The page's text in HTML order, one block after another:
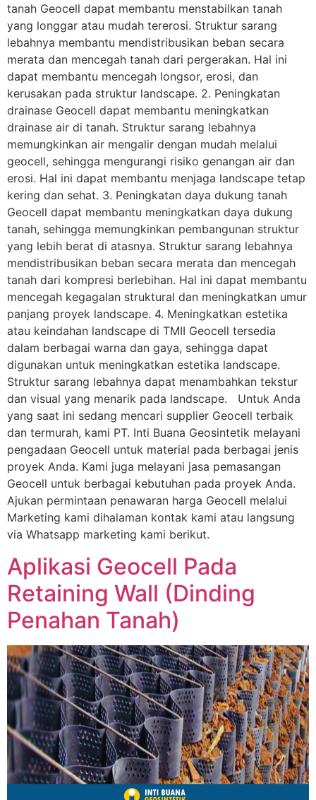
tanah Geocell dapat membantu menstabilkan tanah
yang longgar atau mudah tererosi. Struktur sarang
lebahnya membantu mendistribusikan beban secara
merata dan mencegah tanah dari pergerakan. Hal ini
dapat membantu mencegah longsor, erosi, dan
kerusakan pada struktur landscape. 2. Peningkatan
drainase Geocell dapat membantu meningkatkan
drainase air di tanah. Struktur sarang lebahnya
memungkinkan air mengalir dengan mudah melalui
geocell, sehingga mengurangi risiko genangan air dan
erosi. Hal ini dapat membantu menjaga landscape tetap
kering dan sehat. 3. Peningkatan daya dukung tanah
Geocell dapat membantu meningkatkan daya dukung
tanah, sehingga memungkinkan pembangunan struktur
yang lebih berat di atasnya. Struktur sarang lebahnya
mendistribusikan beban secara merata dan mencegah
tanah dari kompresi berlebihan. Hal ini dapat membantu
mencegah kegagalan struktural dan meningkatkan umur
panjang proyek landscape. 4. Meningkatkan estetika
atau keindahan landscape di TMII Geocell tersedia
dalam berbagai warna dan gaya, sehingga dapat
digunakan untuk meningkatkan estetika landscape.
Struktur sarang lebahnya dapat menambahkan tekstur
dan visual yang menarik pada landscape. Untuk Anda
yang saat ini sedang mencari supplier Geocell terbaik
dan termurah, kami PT. Inti Buana Geosintetik melayani
pengadaan Geocell untuk material pada berbagai jenis
proyek Anda. Kami juga melayani jasa pemasangan
Geocell untuk berbagai kebutuhan pada proyek Anda.
Ajukan permintaan penawaran harga Geocell melalui
Marketing kami dihalaman kontak kami atau langsung
via Whatsapp marketing kami berikut.
Aplikasi Geocell Pada
Retaining Wall (Dinding
Penahan Tanah)